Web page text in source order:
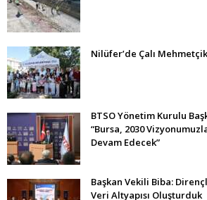
Nilüfer’de Çalı Mehmetçik
BTSO Yönetim Kurulu
“Bursa, 2030
Devam Edecek”
Başkan Vekili Biba:
Veri Altyapısı Oluşturduk